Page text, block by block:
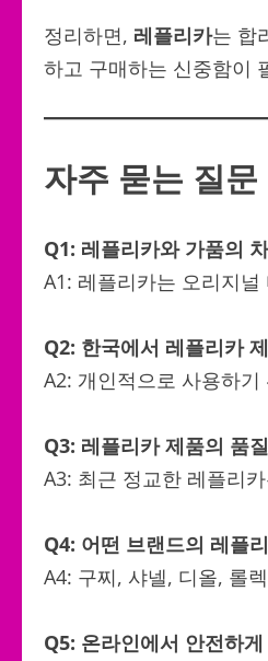
정리하면, 레플리카는 합
하고 구매하는 신중함이
자주 묻는 질문
Q1: 레플리카와 가품의
A1: 레플리카는 오리지
Q2: 한국에서 레플리카
A2: 개인적으로 사용하
Q3: 레플리카 제품의 품
A3: 최근 정교한 레플리
Q4: 어떤 브랜드의 레플
A4: 구찌, 샤넬, 디올, 롤
Q5: 온라인에서 안전하